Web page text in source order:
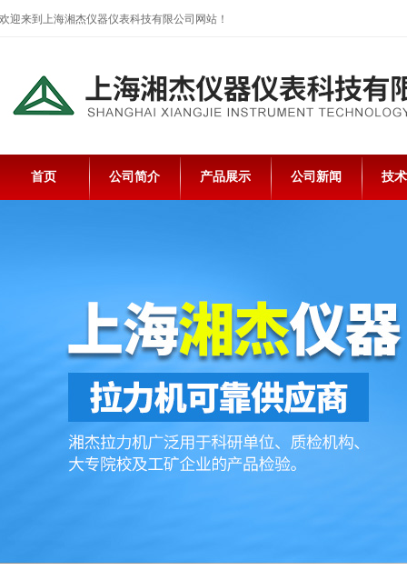
欢迎来到上海湘杰仪器仪表科技有限公司网站！
首页 公司简介 产品展示 公司新闻 技